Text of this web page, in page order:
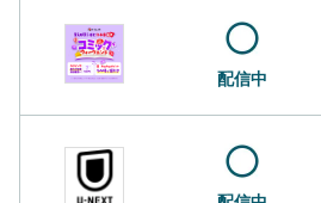
配信中